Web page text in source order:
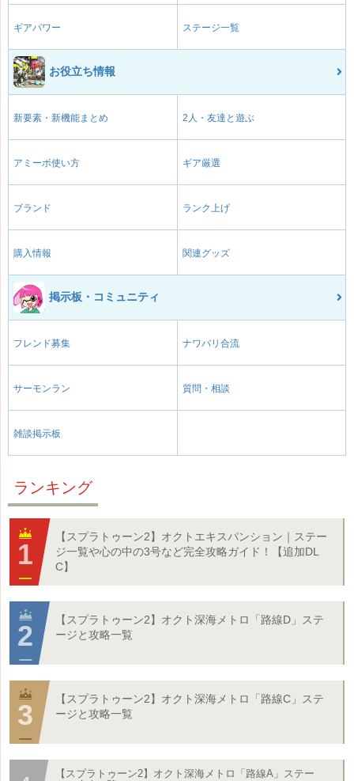
ギアパワー ステージ一覧
お役立ち情報
新要素・新機能まとめ 2人・友達と遊ぶ
アミーボ使い方 ギア厳選
ブランド ランク上げ
購入情報 関連グッズ
掲示板・コミュニティ
フレンド募集 ナワバリ合流
サーモンラン 質問・相談
雑談掲示板
ランキング
【スプラトゥーン2】オクトエキスパンション｜ステー
ジ一覧や心の中の3号など完全攻略ガイド！【追加DL
C】
【スプラトゥーン2】オクト深海メトロ「路線D」ステ
ージと攻略一覧
【スプラトゥーン2】オクト深海メトロ「路線C」ステ
ージと攻略一覧
【スプラトゥーン2】オクト深海メトロ「路線A」ステー